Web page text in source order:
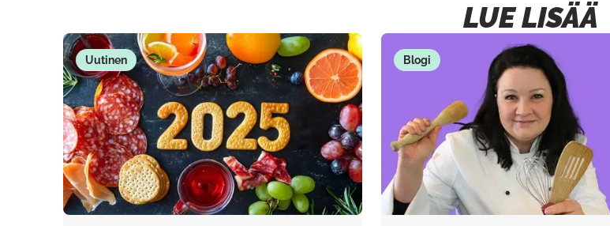
LUE LISÄÄ
Uutinen Blogi